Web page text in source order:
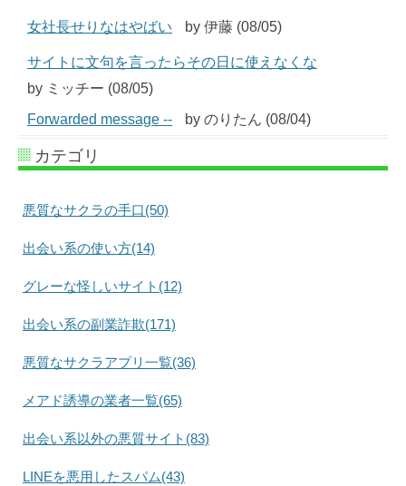
女社長せりなはやばい by 伊藤 (08/05)
サイトに文句を言ったらその日に使えなくな
by ミッチー (08/05)
Forwarded message --
by のりたん (08/04)
カテゴリ
悪質なサクラの手口(50)
出会い系の使い方(14)
グレーな怪しいサイト(12)
出会い系の副業詐欺(171)
悪質なサクラアプリ一覧(36)
メアド誘導の業者一覧(65)
出会い系以外の悪質サイト(83)
LINEを悪用したスパム(43)